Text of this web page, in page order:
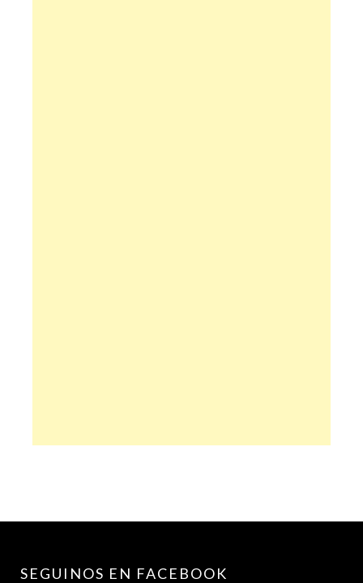
SEGUINOS EN FACEBOOK